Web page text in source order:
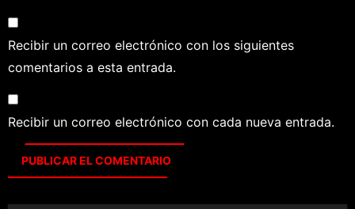
Recibir un correo electrónico con los siguientes
comentarios a esta entrada.
Recibir un correo electrónico con cada nueva entrada.